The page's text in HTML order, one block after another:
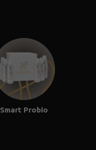
Smart Probio